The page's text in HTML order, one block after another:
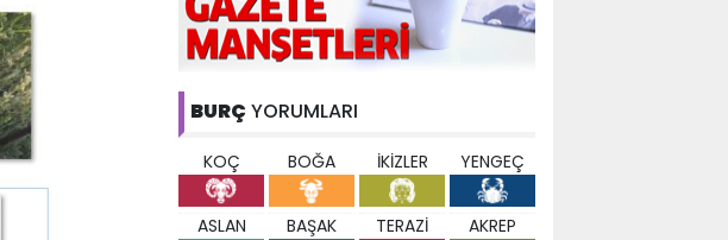
BURÇ YORUMLARI
KOÇ BOĞA İKİZLER YENGEÇ
ASLAN BAŞAK TERAZİ AKREP